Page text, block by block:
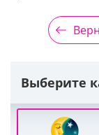
Выберите